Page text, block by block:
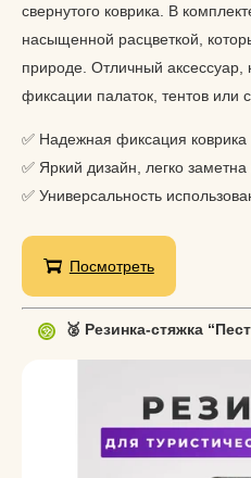
свернутого коврика. В
насыщенной расцветкой,
природе. Отличный аксессуар,
фиксации палаток, тентов или
✅ Надежная фиксация коврика
✅ Яркий дизайн, легко заметна
✅ Универсальность
Посмотреть
🥈 Резинка-стяжка